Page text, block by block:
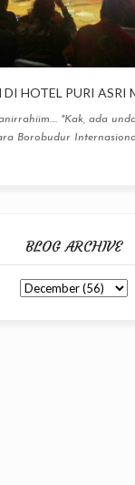
DI HOTEL PURI ASRI
"Kak, ada
Borobudur
BLOG ARCHIVE